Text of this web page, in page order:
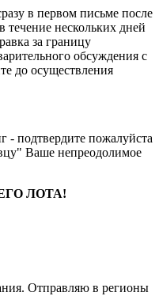
в первом письме после
течение нескольких дней
за границу
обсуждения с
до осуществления
- подтвердите пожалуйста
Ваше непреодолимое
ЛОТА!
Отправляю в регионы